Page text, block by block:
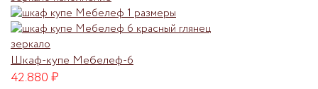
Шкаф-купе Мебелеф-6
42.880₽